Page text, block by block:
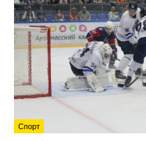
Спорт